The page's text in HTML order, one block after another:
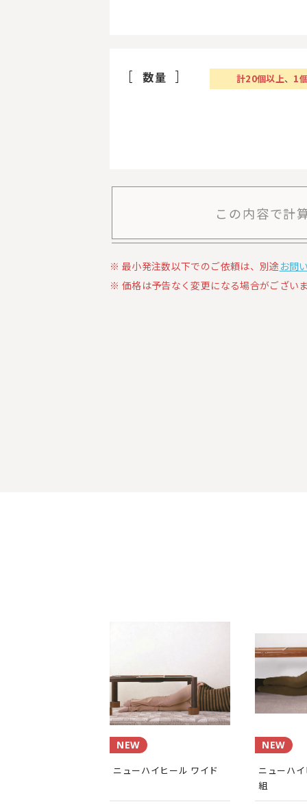
数量 計20個以上、 1
この内容で計
最小発注数以下でのご依頼は、別途 お問
価格は予告なく変更になる場合がござい
NEW
ニューハイヒール ワイド
NEW
ニューハ
組